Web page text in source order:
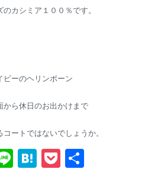
カシミア１００％です。
ビーのヘリンボーン
から休日のお出かけまで
ートではないでしょうか。
Li
H
P